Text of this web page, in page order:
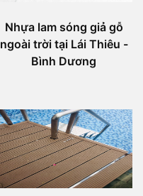
Nhựa lam sóng giả gỗ
ngoài trời tại Lái Thiêu -
Bình Dương